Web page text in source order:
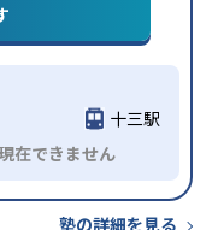
応
十三駅
在できません
塾の詳細を見る